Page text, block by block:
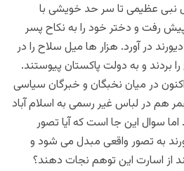
نبی عظیمی تا سر حد خویشی با
رفت و دختر خود را به نکاح پسر
در آورد. هزار ها میل سلاح را در
را بردند و به دولت پاکستان پیوستند.
در میان نخبگان و خبرگان سیاسی
هم در لباس غیر رسمی به اسلام آباد
سوال این جا است که آیا تصور
به تصور واقعی مبدل می شود و
از اسارت این توهم نجات دهند؟